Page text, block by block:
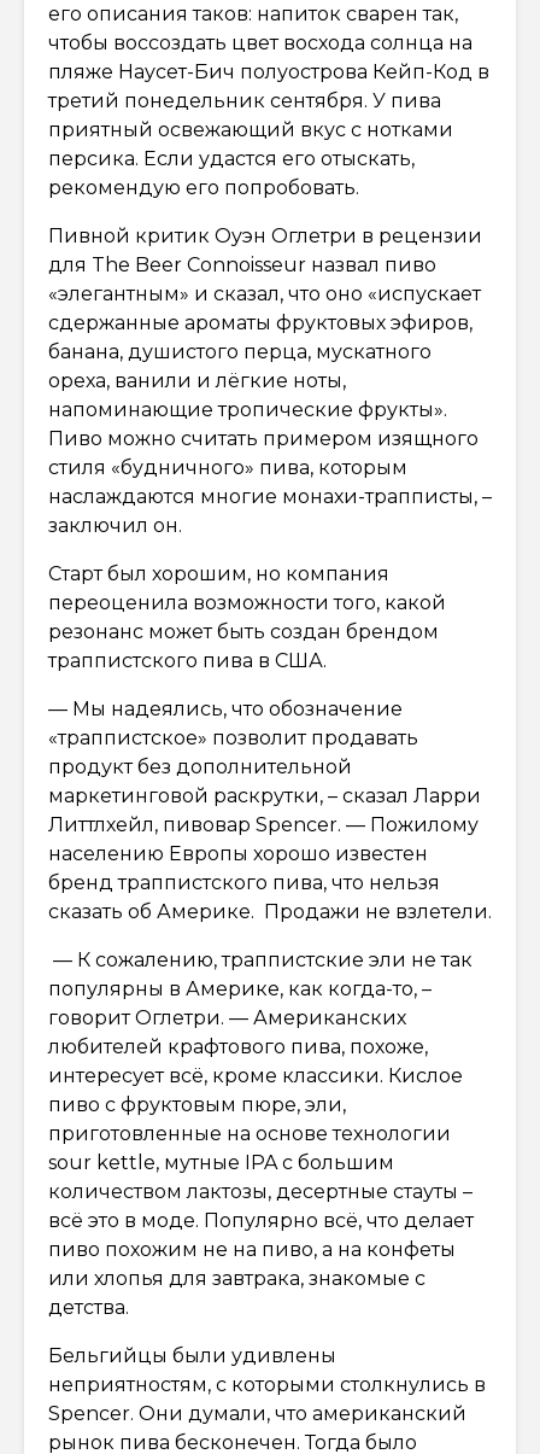
его описания таков: напиток сварен так,
чтобы воссоздать цвет восхода солнца на
пляже Наусет-Бич полуострова Кейп-Код в
третий понедельник сентября. У пива
приятный освежающий вкус с нотками
персика. Если удастся его отыскать,
рекомендую его попробовать.
Пивной критик Оуэн Оглетри в рецензии
для The Beer Connoisseur назвал пиво
«элегантным» и сказал, что оно «испускает
сдержанные ароматы фруктовых эфиров,
банана, душистого перца, мускатного
ореха, ванили и лёгкие ноты,
напоминающие тропические фрукты».
Пиво можно считать примером изящного
стиля «будничного» пива, которым
наслаждаются многие монахи-трапписты, –
заключил он.
Старт был хорошим, но компания
переоценила возможности того, какой
резонанс может быть создан брендом
траппистского пива в США.
— Мы надеялись, что обозначение
«траппистское» позволит продавать
продукт без дополнительной
маркетинговой раскрутки, – сказал Ларри
Литтлхейл, пивовар Spencer. — Пожилому
населению Европы хорошо известен
бренд траппистского пива, что нельзя
сказать об Америке. Продажи не взлетели.
— К сожалению, траппистские эли не так
популярны в Америке, как когда-то, –
говорит Оглетри. — Американских
любителей крафтового пива, похоже,
интересует всё, кроме классики. Кислое
пиво с фруктовым пюре, эли,
приготовленные на основе технологии
sour kettle, мутные IPA с большим
количеством лактозы, десертные стауты –
всё это в моде. Популярно всё, что делает
пиво похожим не на пиво, а на конфеты
или хлопья для завтрака, знакомые с
детства.
Бельгийцы были удивлены
неприятностям, с которыми столкнулись в
Spencer. Они думали, что американский
рынок пива бесконечен. Тогда было